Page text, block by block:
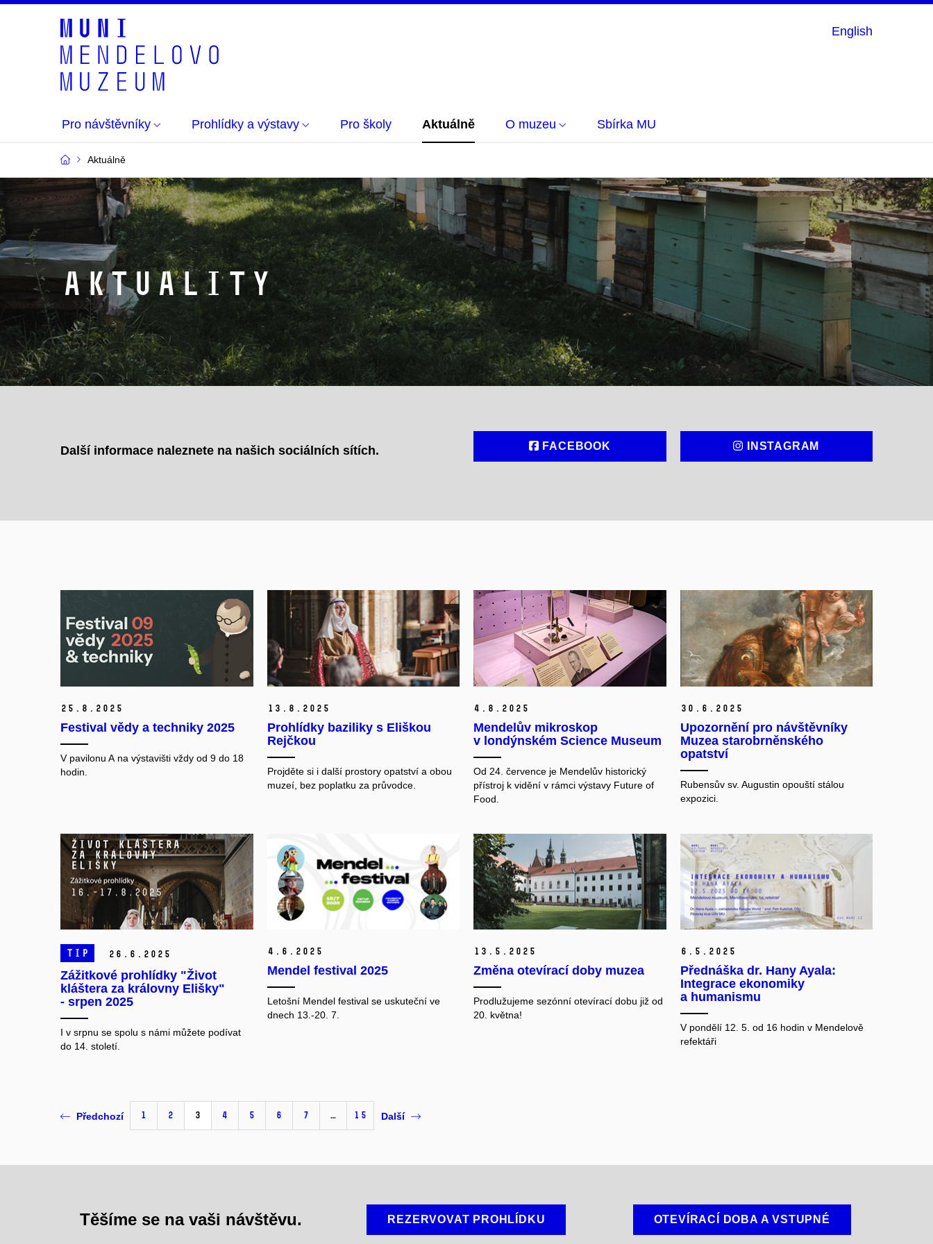
English
Pro návštěvníky Prohlídky a výstavy Pro školy Aktuálně O muzeu Sbírka MU
Aktuálně
aktuality
Další informace naleznete na našich sociálních sítích. FACEBOOK INSTAGRAM
25. 8. 2025
Festival vědy a techniky 2025
V pavilonu A na výstavišti vždy od 9 do 18
hodin.
13. 8. 2025
Prohlídky baziliky s Eliškou
Rejčkou
Projděte si i další prostory opatství a obou
muzeí, bez poplatku za průvodce.
4. 8. 2025
Mendelův mikroskop
v londýnském Science Museum
Od 24. července je Mendelův historický
přístroj k vidění v rámci výstavy Future of
Food.
30. 6. 2025
Upozornění pro návštěvníky
Muzea starobrněnského
opatství
Rubensův sv. Augustin opouští stálou
expozici.
TIP 26. 6. 2025
Zážitkové prohlídky "Život
kláštera za královny Elišky"
- srpen 2025
I v srpnu se spolu s námi můžete podívat
do 14. století.
4. 6. 2025
Mendel festival 2025
Letošní Mendel festival se uskuteční ve
dnech 13.-20. 7.
13. 5. 2025
Změna otevírací doby muzea
Prodlužujeme sezónní otevírací dobu již od
20. května!
6. 5. 2025
Přednáška dr. Hany Ayala:
Integrace ekonomiky
a humanismu
V pondělí 12. 5. od 16 hodin v Mendelově
refektáři
Předchozí 1 2 3 4 5 6 7 … 15 Další
Těšíme se na vaši návštěvu. REZERVOVAT PROHLÍDKU OTEVÍRACÍ DOBA A VSTUPNÉ